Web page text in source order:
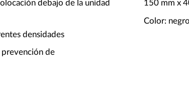
debajo de la unidad
densidades
prevención de
150 mm x
Color: negro